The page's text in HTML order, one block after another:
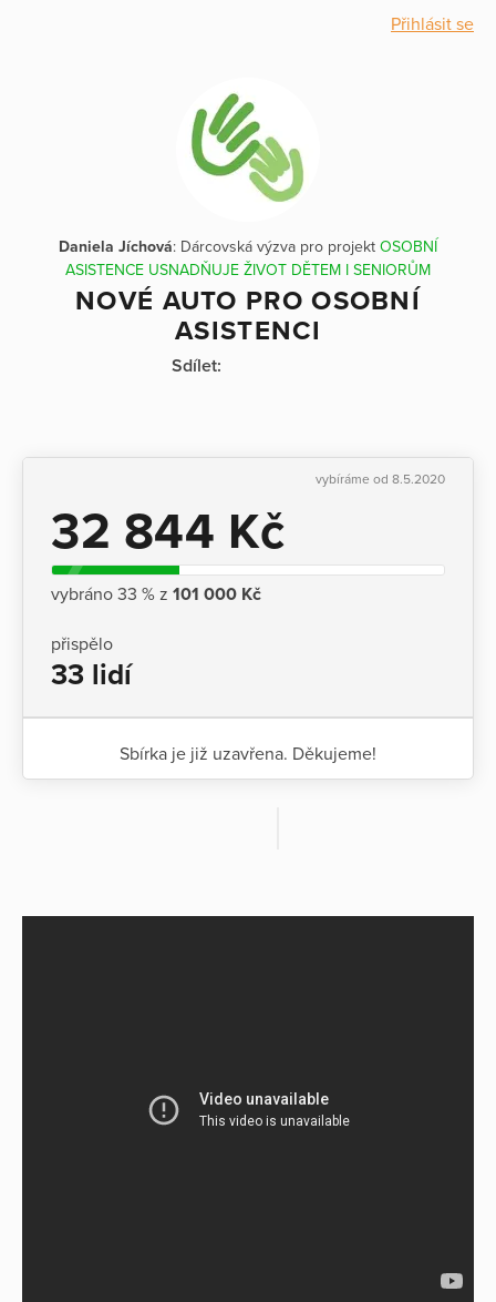
Přihlásit se
Daniela Jíchová: Dárcovská výzva pro projekt OSOBNÍ
ASISTENCE USNADŇUJE ŽIVOT DĚTEM I SENIORŮM
NOVÉ AUTO PRO OSOBNÍ
ASISTENCI
Sdílet:
vybíráme od 8.5.2020
32 844 Kč
vybráno 33 % z 101 000 Kč
přispělo
33 lidí
Sbírka je již uzavřena. Děkujeme!